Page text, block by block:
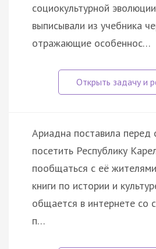
социокультурной
выписывали из учебника
отражающие особеннос…
Ариадна поставила перед
посетить Республику
пообщаться с её
книги по истории и
общается в интернете со
п…